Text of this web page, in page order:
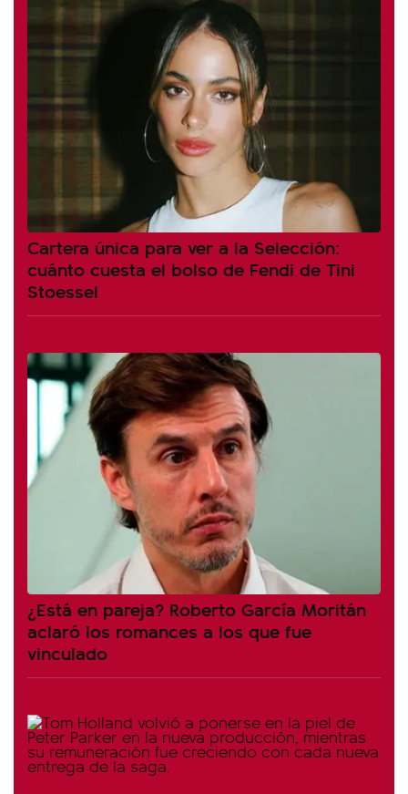
Cartera única para ver a la Selección:
cuánto cuesta el bolso de Fendi de Tini
Stoessel
¿Está en pareja? Roberto García Moritán
aclaró los romances a los que fue
vinculado